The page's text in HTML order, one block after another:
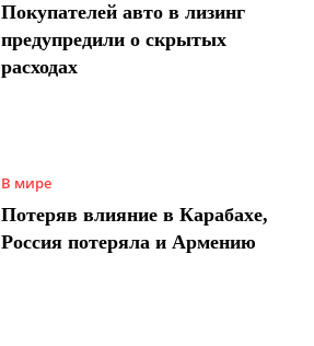
Покупателей авто в лизинг
предупредили о скрытых
расходах
В мире
Потеряв влияние в Карабахе,
Россия потеряла и Армению